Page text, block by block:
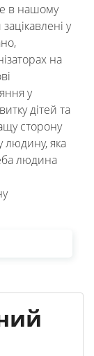
в нашому
у
на
у
дітей та
сторону
людину, яка
людина